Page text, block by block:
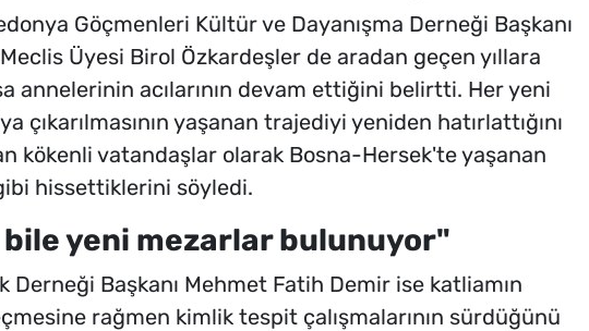
Göçmenleri Kültür ve Dayanışma Derneği Başkanı
Üyesi Birol Özkardeşler de aradan geçen yıllara
annelerinin acılarının devam ettiğini belirtti. Her yeni
çıkarılmasının yaşanan trajediyi yeniden hatırlattığını
kökenli vatandaşlar olarak Bosna-Hersek'te yaşanan
gibi hissettiklerini söyledi.
bile yeni mezarlar bulunuyor"
Derneği Başkanı Mehmet Fatih Demir ise katliamın
rağmen kimlik tespit çalışmalarının sürdüğünü